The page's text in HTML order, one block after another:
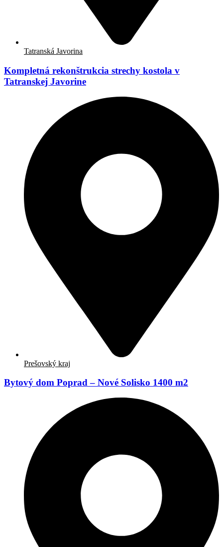
Tatranská Javorina
Kompletná rekonštrukcia strechy kostola v
Tatranskej Javorine
Prešovský kraj
Bytový dom Poprad – Nové Solisko 1400 m2